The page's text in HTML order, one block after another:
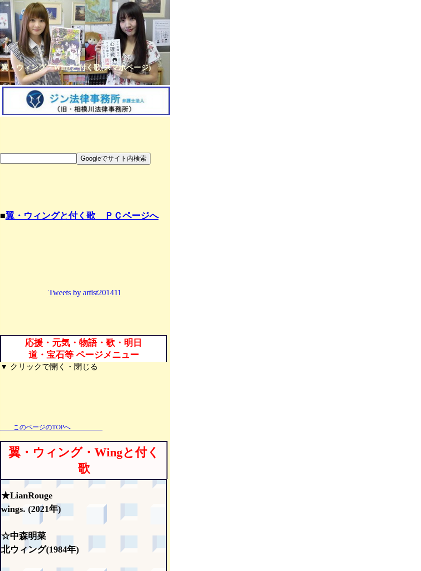
翼・ウィング・Wingと付く歌(スマホページ)
■翼・ウィングと付く歌 ＰＣページへ
Tweets by artist201411
応援・元気・物語・歌・明日
道・宝石等 ページメニュー
▼ クリックで開く・閉じる
このページのTOPへ
翼・ウィング・Wingと付く
歌
★LianRouge
wings. (2021年)
☆中森明菜
北ウィング(1984年)